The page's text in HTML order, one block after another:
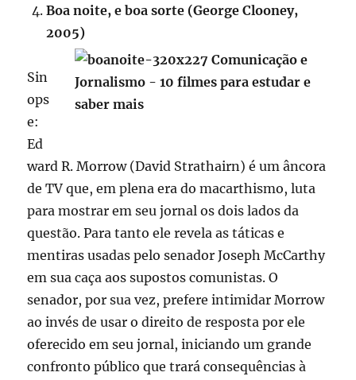
Boa noite, e boa sorte (George Clooney,
2005)
Sin
ops
e:
Ed
ward R. Morrow (David Strathairn) é um âncora
de TV que, em plena era do macarthismo, luta
para mostrar em seu jornal os dois lados da
questão. Para tanto ele revela as táticas e
mentiras usadas pelo senador Joseph McCarthy
em sua caça aos supostos comunistas. O
senador, por sua vez, prefere intimidar Morrow
ao invés de usar o direito de resposta por ele
oferecido em seu jornal, iniciando um grande
confronto público que trará consequências à